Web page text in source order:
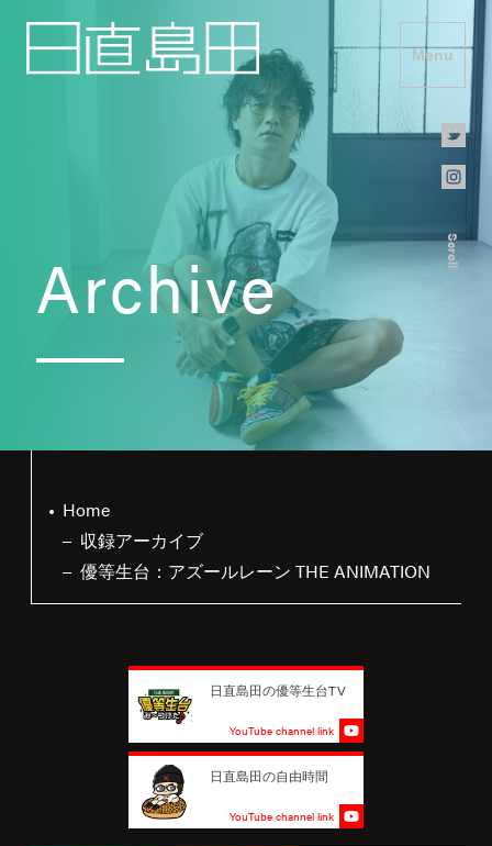
Menu
Scroll
Archive
Home
収録アーカイブ
優等生台：アズールレーン THE ANIMATION
日直島田の優等生台TV
YouTube channel link
日直島田の自由時間
YouTube channel link